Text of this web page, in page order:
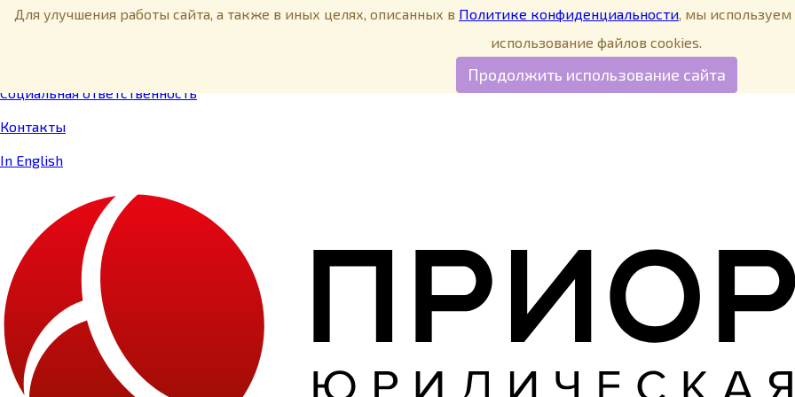
Меню
О компании
Социальная ответственность
Контакты
In English
Для улучшения работы сайта, а также в иных целях, описанных в Политике конфиденциальности, мы используем
использование файлов cookies.
Продолжить использование сайта